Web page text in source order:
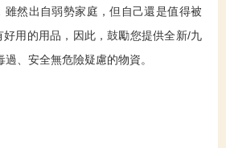
雖然出自弱勢家庭，但自己還是值得被
用的用品，因此，鼓勵您提供全新/九
、安全無危險疑慮的物資。